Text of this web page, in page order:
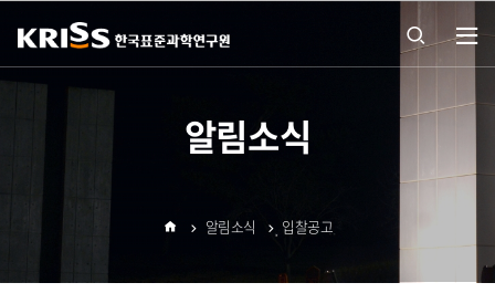
열기
알림소식
알림소식 입찰공고